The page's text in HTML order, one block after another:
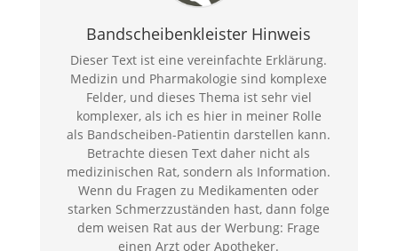
Bandscheibenkleister Hinweis
Dieser Text ist eine vereinfachte Erklärung.
Medizin und Pharmakologie sind komplexe
Felder, und dieses Thema ist sehr viel
komplexer, als ich es hier in meiner Rolle
als Bandscheiben-Patientin darstellen kann.
Betrachte diesen Text daher nicht als
medizinischen Rat, sondern als Information.
Wenn du Fragen zu Medikamenten oder
starken Schmerzzuständen hast, dann folge
dem weisen Rat aus der Werbung: Frage
einen Arzt oder Apotheker.